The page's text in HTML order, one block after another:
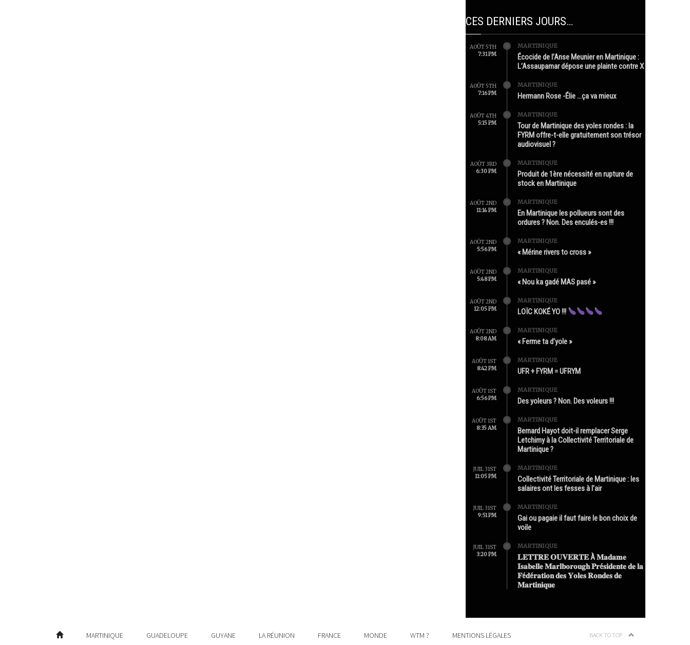
CES DERNIERS JOURS…
AOÛT 5TH
7:31 PM
MARTINIQUE
Écocide de l’Anse Meunier en Martinique :
L’Assaupamar dépose une plainte contre X
AOÛT 5TH
7:16 PM
MARTINIQUE
Hermann Rose -Élie …ça va mieux
AOÛT 4TH
5:15 PM
MARTINIQUE
Tour de Martinique des yoles rondes : la
FYRM offre-t-elle gratuitement son trésor
audiovisuel ?
AOÛT 3RD
6:30 PM
MARTINIQUE
Produit de 1ère nécessité en rupture de
stock en Martinique
AOÛT 2ND
11:14 PM
MARTINIQUE
En Martinique les pollueurs sont des
ordures ? Non. Des enculés-es !!!
AOÛT 2ND
5:56 PM
MARTINIQUE
« Mérine rivers to cross »
AOÛT 2ND
5:48 PM
MARTINIQUE
« Nou ka gadé MAS pasé »
AOÛT 2ND
12:05 PM
MARTINIQUE
LOÏC KOKÉ YO !!!
AOÛT 2ND
8:08 AM
MARTINIQUE
« Ferme ta d’yole »
AOÛT 1ST
8:42 PM
MARTINIQUE
UFR + FYRM = UFRYM
AOÛT 1ST
6:56 PM
MARTINIQUE
Des yoleurs ? Non. Des voleurs !!!
AOÛT 1ST
8:35 AM
MARTINIQUE
Bernard Hayot doit-il remplacer Serge
Letchimy à la Collectivité Territoriale de
Martinique ?
JUIL 31ST
11:05 PM
MARTINIQUE
Collectivité Territoriale de Martinique : les
salaires ont les fesses à l’air
JUIL 31ST
9:51 PM
MARTINIQUE
Gai ou pagaie il faut faire le bon choix de
voile
JUIL 31ST
3:20 PM
MARTINIQUE
𝐋𝐄𝐓𝐓𝐑𝐄 𝐎𝐔𝐕𝐄𝐑𝐓𝐄 À 𝐌𝐚𝐝𝐚𝐦𝐞
𝐈𝐬𝐚𝐛𝐞𝐥𝐥𝐞 𝐌𝐚𝐫𝐥𝐛𝐨𝐫𝐨𝐮𝐠𝐡 𝐏𝐫é𝐬𝐢𝐝𝐞𝐧𝐭𝐞 𝐝𝐞 𝐥𝐚
𝐅é𝐝é𝐫𝐚𝐭𝐢𝐨𝐧 𝐝𝐞𝐬 𝐘𝐨𝐥𝐞𝐬 𝐑𝐨𝐧𝐝𝐞𝐬 𝐝𝐞
𝐌𝐚𝐫𝐭𝐢𝐧𝐢𝐪𝐮𝐞
MARTINIQUE GUADELOUPE GUYANE LA RÉUNION FRANCE MONDE WTM ? MENTIONS LÉGALES BACK TO TOP